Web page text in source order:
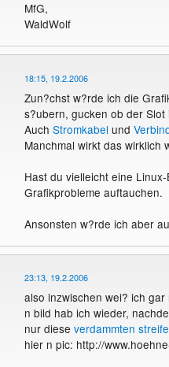
MfG,
WaldWolf
18:15, 19.2.2006
Zun?chst w?rde ich die
s?ubern, gucken ob der
Auch Stromkabel und
Manchmal wirkt das wirklich
Hast du vielleicht eine
Grafikprobleme auftauchen.
Ansonsten w?rde ich aber
23:13, 19.2.2006
also inzwischen wei? ich
n bild hab ich wieder,
nur diese verdammten
hier n pic: http://